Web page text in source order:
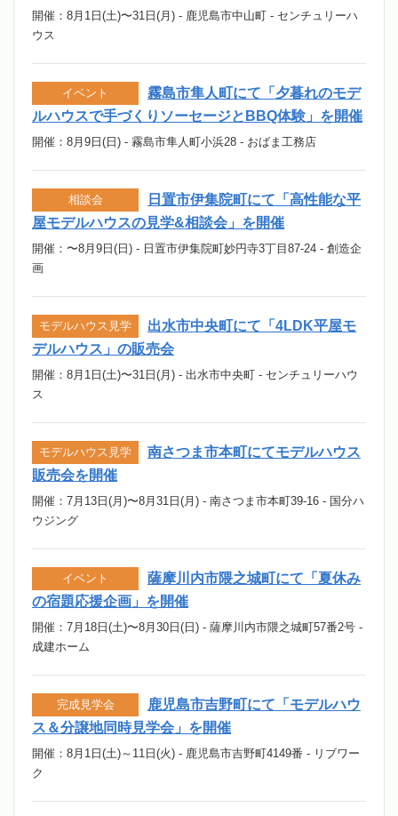
開催：8月1日(土)〜31日(月) - 鹿児島市中山町 - センチュリーハ
ウス
霧島市隼人町にて「夕暮れのモデ
ルハウスで手づくりソーセージとBBQ体験」を開催
開催：8月9日(日) - 霧島市隼人町小浜28 - おばま工務店
イベント
日置市伊集院町にて「高性能な平
屋モデルハウスの見学&相談会」を開催
開催：〜8月9日(日) - 日置市伊集院町妙円寺3丁目87-24 - 創造企
画
相談会
出水市中央町にて「4LDK平屋モ
デルハウス」の販売会
開催：8月1日(土)〜31日(月) - 出水市中央町 - センチュリーハウ
ス
モデルハウス見学
南さつま市本町にてモデルハウス
販売会を開催
開催：7月13日(月)〜8月31日(月) - 南さつま市本町39-16 - 国分ハ
ウジング
モデルハウス見学
薩摩川内市隈之城町にて「夏休み
の宿題応援企画」を開催
開催：7月18日(土)〜8月30日(日) - 薩摩川内市隈之城町57番2号 -
成建ホーム
イベント
鹿児島市吉野町にて「モデルハウ
ス＆分譲地同時見学会」を開催
開催：8月1日(土)～11日(火) - 鹿児島市吉野町4149番 - リブワー
ク
完成見学会